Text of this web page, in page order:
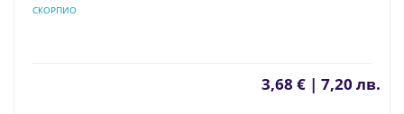
СКОРПИО
3,68 € | 7,20 лв.